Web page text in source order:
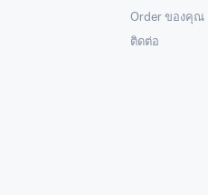
Order ของคุณ
ติดต่อ